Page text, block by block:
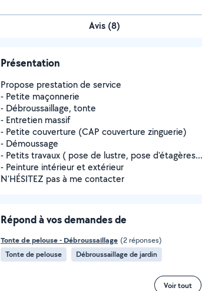
Avis (8)
Présentation
Propose prestation de service
- Petite maçonnerie
- Débroussaillage, tonte
- Entretien massif
- Petite couverture (CAP couverture zinguerie)
- Démoussage
- Petits travaux ( pose de lustre, pose
- Peinture intérieur et extérieur
N'HÉSITEZ pas à me contacter
Répond à vos demandes de
Tonte de pelouse - Débroussaillage (2 réponses)
Tonte de pelouse
Débroussaillage de jardin
Voir tout